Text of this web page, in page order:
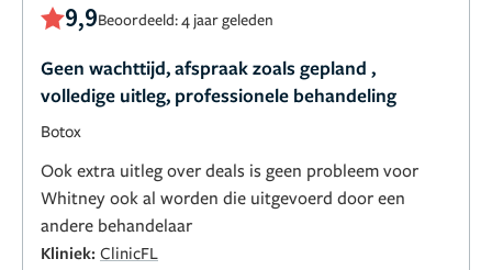
9,9Beoordeeld: 4 jaar geleden
Geen wachttijd, afspraak zoals gepland ,
volledige uitleg, professionele behandeling
Botox
Ook extra uitleg over deals is geen probleem voor
Whitney ook al worden die uitgevoerd door een
andere behandelaar
Kliniek: ClinicFL